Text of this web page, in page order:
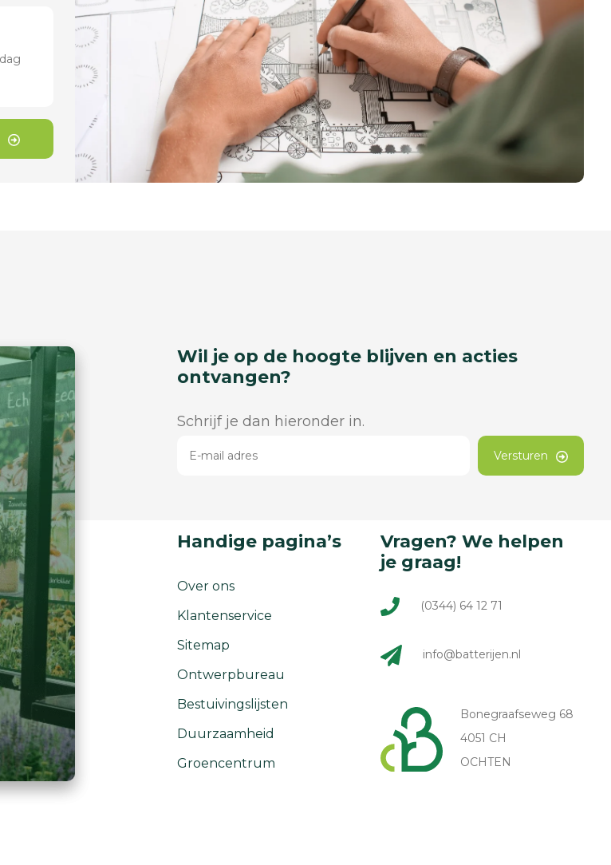
Wil je op de hoogte blijven en acties
ontvangen?
Schrijf je dan hieronder in.
Versturen
Handige pagina’s
Over ons
Klantenservice
Sitemap
Ontwerpbureau
Bestuivingslijsten
Duurzaamheid
Groencentrum
Vragen? We helpen
je graag!
(0344) 64 12 71
info@batterijen.nl
Bonegraafseweg 68
4051 CH
OCHTEN